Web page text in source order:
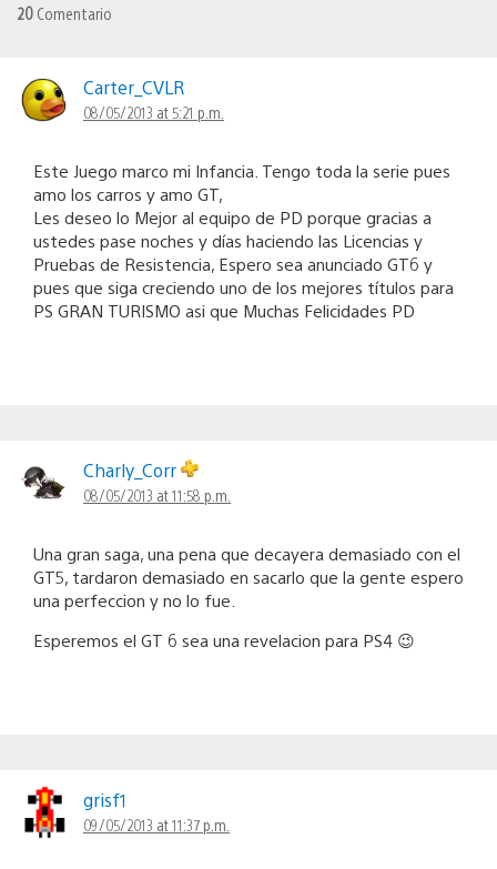
20 Comentario
Carter_CVLR
08/05/2013 at 5:21 p.m.
Este Juego marco mi Infancia. Tengo toda la serie pues
amo los carros y amo GT,
Les deseo lo Mejor al equipo de PD porque gracias a
ustedes pase noches y días haciendo las Licencias y
Pruebas de Resistencia, Espero sea anunciado GT6 y
pues que siga creciendo uno de los mejores títulos para
PS GRAN TURISMO asi que Muchas Felicidades PD
Charly_Corr
08/05/2013 at 11:58 p.m.
Una gran saga, una pena que decayera demasiado con el
GT5, tardaron demasiado en sacarlo que la gente espero
una perfeccion y no lo fue.
Esperemos el GT 6 sea una revelacion para PS4 😉
grisf1
09/05/2013 at 11:37 p.m.